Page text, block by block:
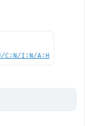
C:N/I:N/A:H